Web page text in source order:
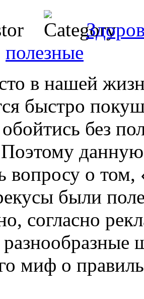
полезные
в нашей
быстро
без
вопросу о том,
были
согласно
разнообразные
миф о